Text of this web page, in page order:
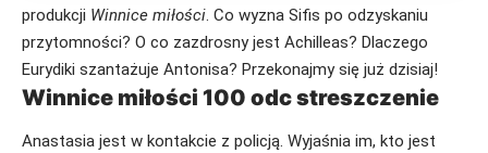
produkcji Winnice miłości. Co wyzna Sifis po odzyskaniu
przytomności? O co zazdrosny jest Achilleas? Dlaczego
Eurydiki szantażuje Antonisa? Przekonajmy się już dzisiaj!
Winnice miłości 100 odc streszczenie
Anastasia jest w kontakcie z policją. Wyjaśnia im, kto jest